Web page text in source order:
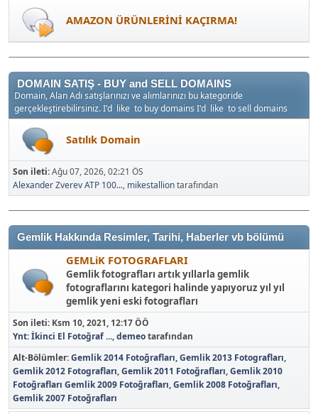
AMAZON ÜRÜNLERİNİ KAÇIRMA!
DOMAIN SATIŞ - BUY and SELL DOMAINS
Domain, Alan Adı satışlarınızı ve alımlarınızı bu kategoride
gerçekleştirebilirsiniz. I'd like to buy domains I'd like to sell domains
Satılık Domain
Son ileti:Ağu 07, 2026, 02:21 ÖS
Alexander Zverev ATP 100..., mikestalliontarafından
Gemlik Hakkında Resimler, Tarihi, Haberler vb bölümü
GEMLiK FOTOGRAFLARI
Gemlik fotografları artık yıllarla gemlik
fotograflarını kategori halinde yapıyoruz yıl yıl
gemlik yeni eski fotografları
Son ileti: Ksm 10, 2021, 12:17 ÖÖ
Ynt: İkinci El Fotoğraf ...,demeotarafından
Alt-Bölümler Gemlik 2014 Fotoğrafları Gemlik 2013 Fotografları
Gemlik 2012 Fotografları Gemlik 2011 Fotoğrafları Gemlik 2010
Fotoğrafları Gemlik 2009 Fotoğrafları Gemlik 2008 Fotoğrafları
Gemlik 2007 Fotoğrafları